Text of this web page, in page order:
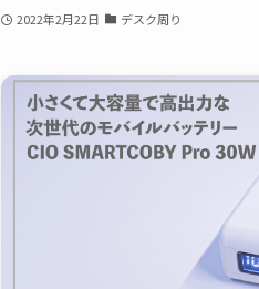
2022年2月22日 デスク周り